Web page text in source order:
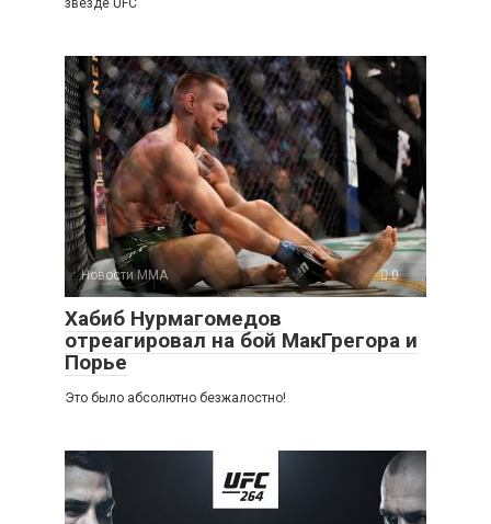
звезде UFC
Новости ММА 0
Хабиб Нурмагомедов
отреагировал на бой МакГрегора и
Порье
Это было абсолютно безжалостно!